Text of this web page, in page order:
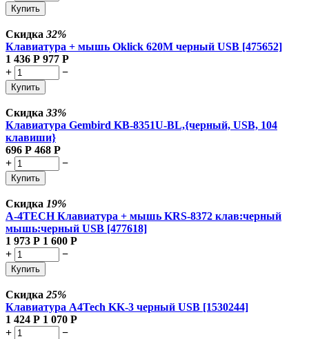
Купить
Скидка 32%
Клавиатура + мышь Oklick 620M черный USB [475652]
1 436 Р 977 Р
+
−
Купить
Скидка 33%
Клавиатура Gembird KB-8351U-BL,{черный, USB, 104
клавиши}
696 Р 468 Р
+
−
Купить
Скидка 19%
A-4TECH Клавиатура + мышь KRS-8372 клав:черный
мышь:черный USB [477618]
1 973 Р 1 600 Р
+
−
Купить
Скидка 25%
Клавиатура A4Tech KK-3 черный USB [1530244]
1 424 Р 1 070 Р
+
−